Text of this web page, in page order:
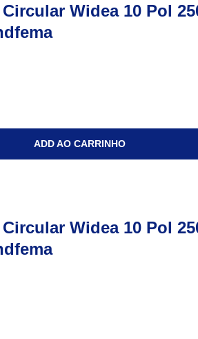
Widea 10 Pol
ADD AO CARRINHO
Widea 10 Pol